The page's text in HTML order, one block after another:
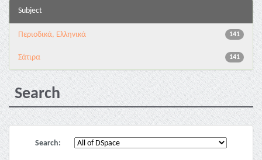
Subject
141
Περιοδικά, Ελληνικά
141
Σάτιρα
Search
Search: